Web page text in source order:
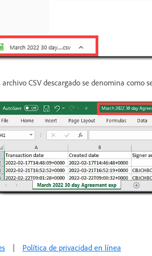
archivo CSV descargado se denomina como
| Política de privacidad en línea